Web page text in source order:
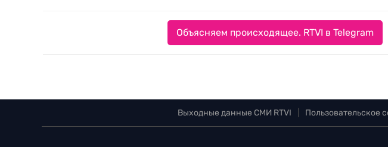
Объясняем происходящее. RTVI в Telegram
Выходные данные СМИ RTVI Пользовательское